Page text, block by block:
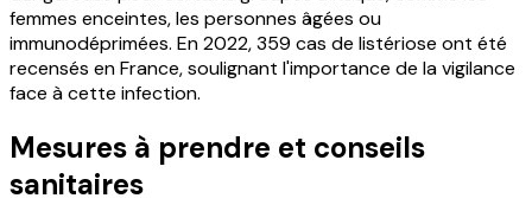
femmes enceintes, les personnes âgées ou
immunodéprimées. En 2022, 359 cas de listériose ont été
recensés en France, soulignant l'importance de la vigilance
face à cette infection.
Mesures à prendre et conseils
sanitaires